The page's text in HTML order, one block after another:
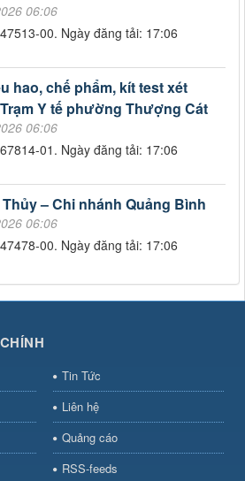
06:06
00. Ngày đăng tải: 17:06
hao, chế phẩm, kít test xét
Y tế phường Thượng Cát
06:06
01. Ngày đăng tải: 17:06
– Chi nhánh Quảng Bình
06:06
00. Ngày đăng tải: 17:06
Tin Tức
Liên hệ
Quảng cáo
RSS-feeds